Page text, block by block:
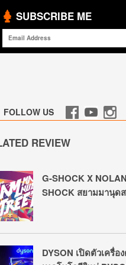
SUBSCRIBE ME
FOLLOW US
REVIEW
G-SHOCK X
SHOCK สยามมานุด
DYSON เปิดตัวเครื่อ